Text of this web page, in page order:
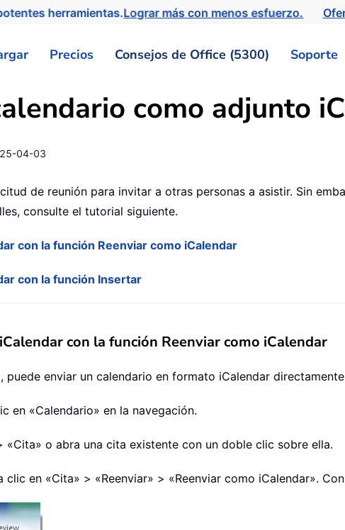
herramientas.Lograr más con menos esfuerzo.
Precios Consejos de Office (5300) Soporte
como adjunto
04-03
de reunión para invitar a otras personas a asistir. Sin
consulte el tutorial siguiente.
con la función Reenviar como iCalendar
con la función Insertar
con la función Reenviar como iCalendar
puede enviar un calendario en formato iCalendar
en «Calendario» en la navegación.
o abra una cita existente con un doble clic sobre ella.
en «Cita» > «Reenviar» > «Reenviar como iCalendar».